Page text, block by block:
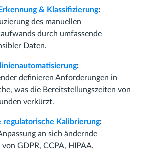
& Klassifizierung:
des manuellen
durch umfassende
Daten.
:
definieren Anforderungen in
was die Bereitstellungszeiten von
verkürzt.
regulatorische Kalibrierung:
an sich ändernde
GDPR, CCPA, HIPAA.